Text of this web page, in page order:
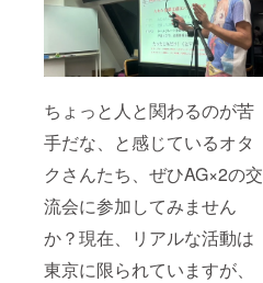
ちょっと人と関わるのが苦
手だな、と感じているオタ
クさんたち、ぜひAG×2の交
流会に参加してみません
か？現在、リアルな活動は
東京に限られていますが、